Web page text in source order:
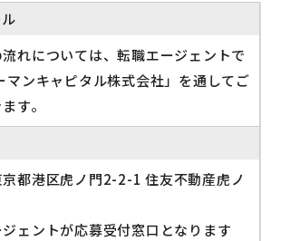
れについては、転職エージェントで
マンキャピタル株式会社」を通してご
す。
都港区虎ノ門2-2-1 住友不動産虎ノ
ェントが応募受付窓口となります